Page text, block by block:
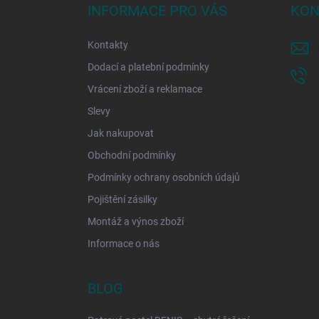
INFORMACE PRO VÁS
Kontakty
Dodací a platební podmínky
Vrácení zboží a reklamace
Slevy
Jak nakupovat
Obchodní podmínky
Podmínky ochrany osobních údajů
Pojištění zásilky
Montáž a výnos zboží
Informace o nás
BLOG